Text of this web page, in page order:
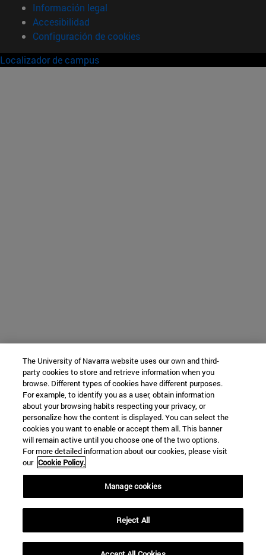
Información legal
Accesibilidad
Configuración de cookies
Localizador de campus
The University of Navarra website uses our own and third-
party cookies to store and retrieve information when you
browse. Different types of cookies have different purposes.
For example, to identify you as a user, obtain information
about your browsing habits respecting your privacy, or
personalize how the content is displayed. You can select the
cookies you want to enable or accept them all. This banner
will remain active until you choose one of the two options.
For more detailed information about our cookies, please visit
our Cookie Policy.
Manage cookies
Reject All